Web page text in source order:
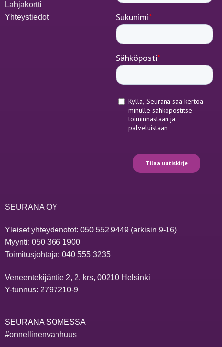
Lahjakortti
Yhteystiedot
SEURANA OY
Yleiset yhteydenotot: 050 552 9449(arkisin 9-16)
Myynti: 050 366 1900
Toimitusjohtaja: 040 555 3235
Veneentekijäntie 2, 2. krs, 00210 Helsinki
Y-tunnus: 2797210-9
SEURANA SOMESSA
#onnellinenvanhuus